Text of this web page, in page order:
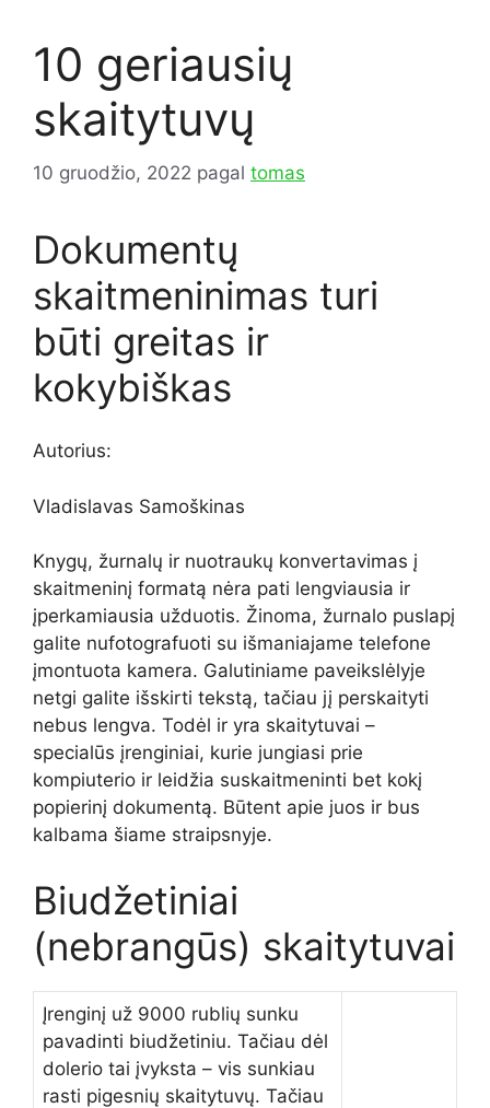
10 geriausių
skaitytuvų
10 gruodžio, 2022 pagal tomas
Dokumentų
skaitmeninimas turi
būti greitas ir
kokybiškas
Autorius:
Vladislavas Samoškinas
Knygų, žurnalų ir nuotraukų konvertavimas į
skaitmeninį formatą nėra pati lengviausia ir
įperkamiausia užduotis. Žinoma, žurnalo puslapį
galite nufotografuoti su išmaniajame telefone
įmontuota kamera. Galutiniame paveikslėlyje
netgi galite išskirti tekstą, tačiau jį perskaityti
nebus lengva. Todėl ir yra skaitytuvai –
specialūs įrenginiai, kurie jungiasi prie
kompiuterio ir leidžia suskaitmeninti bet kokį
popierinį dokumentą. Būtent apie juos ir bus
kalbama šiame straipsnyje.
Biudžetiniai
(nebrangūs) skaitytuvai
Įrenginį už 9000 rublių sunku
pavadinti biudžetiniu. Tačiau dėl
dolerio tai įvyksta – vis sunkiau
rasti pigesnių skaitytuvų. Tačiau